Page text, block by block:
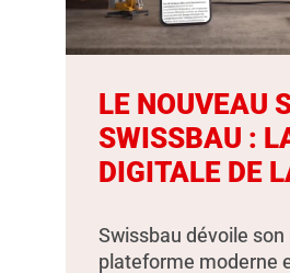
LE NOUVEAU
SWISSBAU :
DIGITALE DE
Swissbau dévoile
plateforme moderne